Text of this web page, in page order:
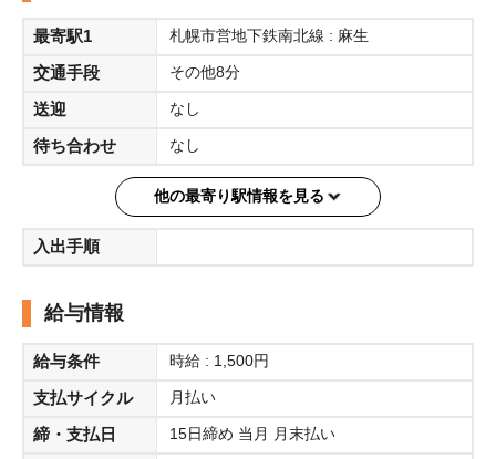
家電量販店にて携帯補償サービス提案・登録業務
→携帯販売時にトスアップをもらい、補償サービスの提案を
行い
ていただきます。
最寄駅1 札幌市営地下鉄南北線 : 麻生
交通手段 その他8分
送迎 なし
待ち合わせ なし
他の最寄り駅情報を見る
入出手順
給与情報
給与条件 時給 : 1,500円
支払サイクル 月払い
締・支払日 15日締め 当月 月末払い